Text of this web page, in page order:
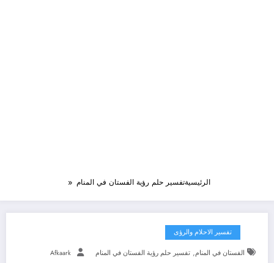
الرئيسيةتفسير حلم رؤية الفستان في المنام
تفسير الاحلام والرؤى
الفستان في المنام, تفسير حلم رؤية الفستان في المنام Afkaark